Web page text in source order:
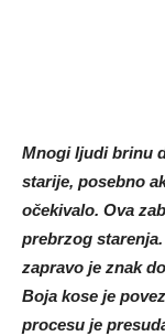
Mnogi ljudi brinu
starije, posebno
očekivalo. Ova
prebrzog
zapravo je znak
Boja kose je
procesu je